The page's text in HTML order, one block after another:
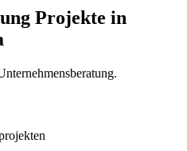
Projekte in